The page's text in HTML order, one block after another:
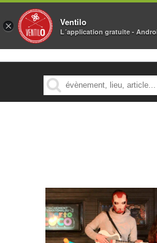
MENU
× Ventilo
L´application gratuite -